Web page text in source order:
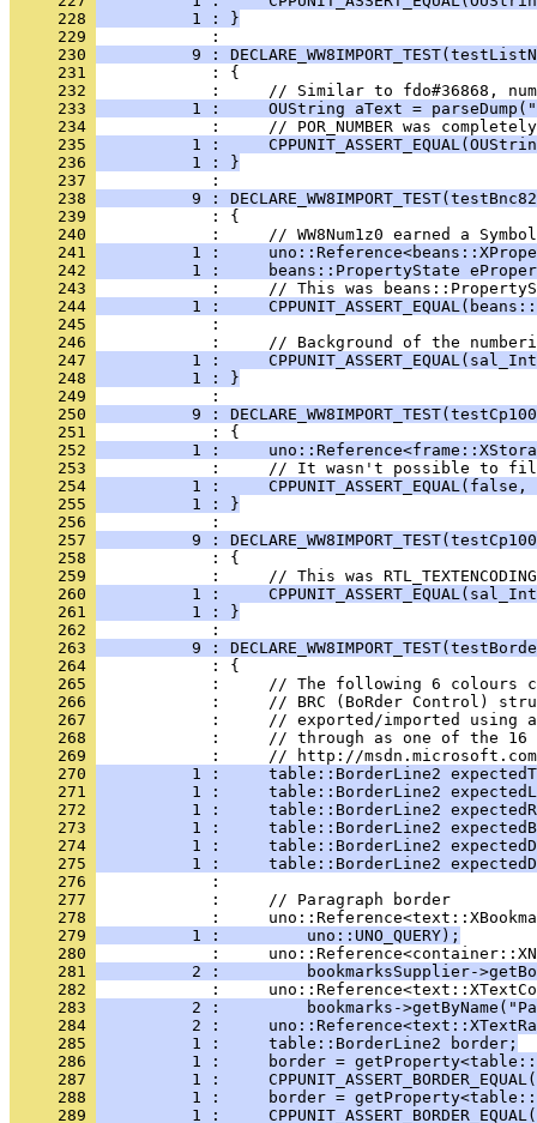
     228
          1 : }
     229
     230
9 :
     231
     232
     233
1 :     OUString aText =
     234
     235
1 :
     236
          1 : }
     237
     238
9 :
     239
     240
     241
1 :
     242
1 :     beans::PropertyState
     243
     244
1 :
     245
     246
     247
1 :
     248
          1 : }
     249
     250
9 :
     251
     252
1 :
     253
     254
1 :
     255
          1 : }
     256
     257
9 :
     258
     259
     260
1 :
     261
          1 : }
     262
     263
9 :
     264
     265
     266
     267
     268
     269
     270
1 :     table::BorderLine2
     271
1 :     table::BorderLine2
     272
1 :     table::BorderLine2
     273
1 :     table::BorderLine2
     274
1 :     table::BorderLine2
     275
1 :     table::BorderLine2
     276
     277
     278
     279
          1 :         uno::UNO_QUERY);
     280
     281
2 :         bookmarksSupplier-
     282
     283
2 :         bookmarks-
     284
2 :
     285
          1 :     table::BorderLine2 border;
     286
1 :     border =
     287
1 :
     288
1 :     border =
     289
1 :